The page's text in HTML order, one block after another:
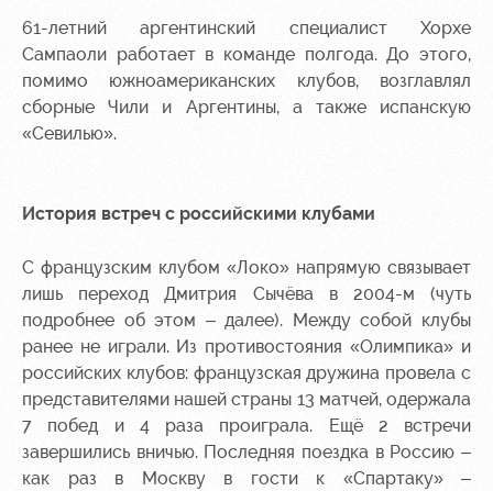
61-летний аргентинский специалист Хорхе
Сампаоли работает в команде полгода. До этого,
помимо южноамериканских клубов, возглавлял
сборные Чили и Аргентины, а также испанскую
«Севилью».
История встреч с российскими клубами
С французским клубом «Локо» напрямую связывает
лишь переход Дмитрия Сычёва в 2004-м (чуть
подробнее об этом – далее). Между собой клубы
ранее не играли. Из противостояния «Олимпика» и
российских клубов: французская дружина провела с
представителями нашей страны 13 матчей, одержала
7 побед и 4 раза проиграла. Ещё 2 встречи
завершились вничью. Последняя поездка в Россию –
как раз в Москву в гости к «Спартаку» –